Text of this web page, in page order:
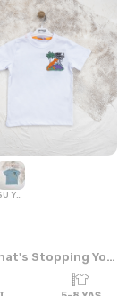
ADET
Erkek What's Stopping You Sırt Baskılı 5-8 Yaş Tişört